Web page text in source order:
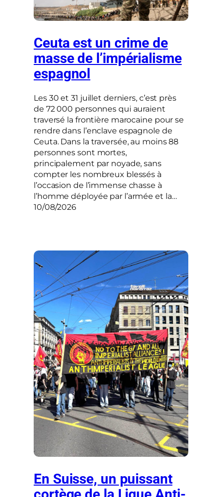
Ceuta est un crime de
masse de l’impérialisme
espagnol
Les 30 et 31 juillet derniers, c’est près
de 72 000 personnes qui auraient
traversé la frontière marocaine pour se
rendre dans l’enclave espagnole de
Ceuta. Dans la traversée, au moins 88
personnes sont mortes,
principalement par noyade, sans
compter les nombreux blessés à
l’occasion de l’immense chasse à
l’homme déployée par l’armée et la…
10/08/2026
En Suisse, un puissant